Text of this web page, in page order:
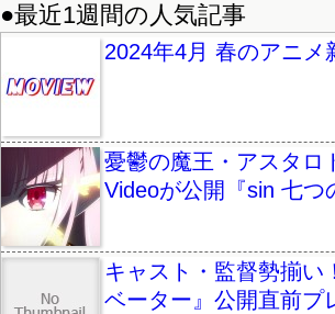
●最近1週間の人気記事
2024年4月 春のアニメ
憂鬱の魔王・アスタロ
Videoが公開『sin 七つ
キャスト・監督勢揃い
ベーター』公開直前プ